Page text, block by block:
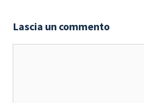
Lascia un commento